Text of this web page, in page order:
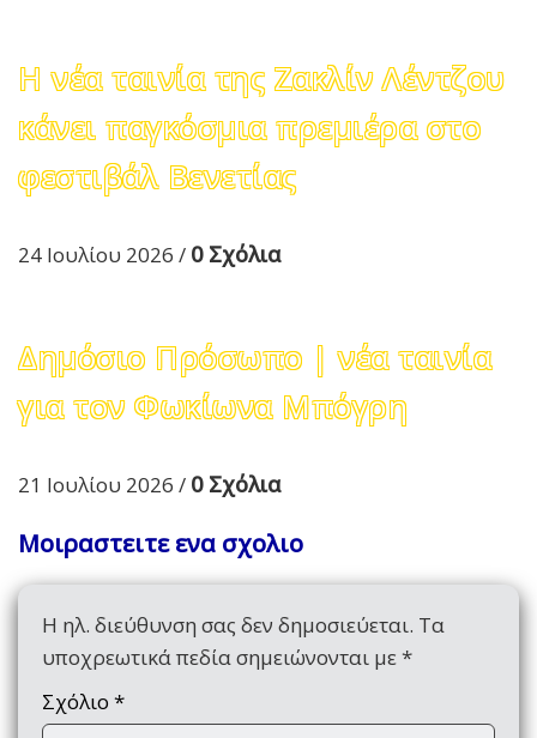
Η νέα ταινία της Ζακλίν Λέντζου
κάνει παγκόσμια πρεμιέρα στο
φεστιβάλ Βενετίας
24 Ιουλίου 2026 / 0 Σχόλια
Δημόσιο Πρόσωπο | νέα ταινία
για τον Φωκίωνα Μπόγρη
21 Ιουλίου 2026 / 0 Σχόλια
Μοιραστειτε ενα σχολιο
Η ηλ. διεύθυνση σας δεν δημοσιεύεται. Τα
υποχρεωτικά πεδία σημειώνονται με*
Σχόλιο *